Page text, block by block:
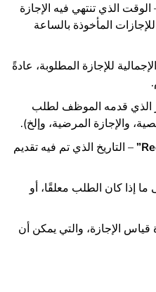
الوقت الذي تنتهي فيه الإجازة
للإجازات المأخوذة بالساعة
للإجازة المطلوبة، عادةً
الذي قدمه الموظف لطلب
والإجازة المرضية، وإلخ).
– التاريخ الذي تم فيه تقديم
ما إذا كان الطلب معلقًا، أو
الإجازة، والتي يمكن أن